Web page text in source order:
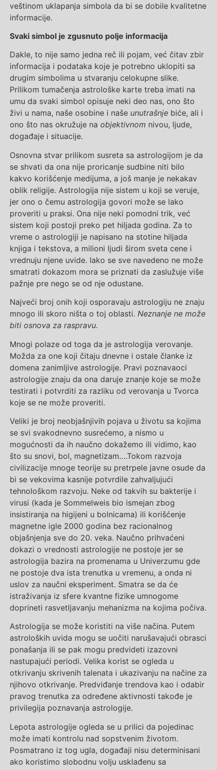
veštinom uklapanja simbola da bi se dobile kvalitetne
informacije.
Svaki simbol je zgusnuto polje informacija
Dakle, to nije samo jedna reč ili pojam, već čitav zbir
informacija i podataka koje je potrebno uklopiti sa
drugim simbolima u stvaranju celokupne slike.
Prilikom tumačenja astrološke karte treba imati na
umu da svaki simbol opisuje neki deo nas, ono što
živi u nama, naše osobine i naše unutrašnje biće, ali i
ono što nas okružuje na objektivnom nivou, ljude,
događaje i situacije.
Osnovna stvar prilikom susreta sa astrologijom je da
se shvati da ona nije proricanje sudbine niti bilo
kakvo korišćenje medijuma, a još manje je nekakav
oblik religije. Astrologija nije sistem u koji se veruje,
jer ono o čemu astrologija govori može se lako
proveriti u praksi. Ona nije neki pomodni trik, već
sistem koji postoji preko pet hiljada godina. Za to
vreme o astrologiji je napisano na stotine hiljada
knjiga i tekstova, a milioni ljudi širom sveta cene i
vrednuju njene uvide. Iako se sve navedeno ne može
smatrati dokazom mora se priznati da zaslužuje više
pažnje pre nego se od nje odustane.
Najveći broj onih koji osporavaju astrologiju ne znaju
mnogo ili skoro ništa o toj oblasti. Neznanje ne može
biti osnova za raspravu.
Mnogi polaze od toga da je astrologija verovanje.
Možda za one koji čitaju dnevne i ostale članke iz
domena zanimljive astrologije. Pravi poznavaoci
astrologije znaju da ona daruje znanje koje se može
testirati i potvrditi za razliku od verovanja u Tvorca
koje se ne može proveriti.
Veliki je broj neobjašnjivih pojava u životu sa kojima
se svi svakodnevno susrećemo, a nismo u
mogućnosti da ih naučno dokažemo ili vidimo, kao
što su snovi, bol, magnetizam….Tokom razvoja
civilizacije mnoge teorije su pretrpele javne osude da
bi se vekovima kasnije potvrdile zahvaljujući
tehnološkom razvoju. Neke od takvih su bakterije i
virusi (kada je Sommelweis bio ismejan zbog
insistiranja na higijeni u bolnicama) ili korišćenje
magnetne igle 2000 godina bez racionalnog
objašnjenja sve do 20. veka. Naučno prihvaćeni
dokazi o vrednosti astrologije ne postoje jer se
astrologija bazira na promenama u Univerzumu gde
ne postoje dva ista trenutka u vremenu, a onda ni
uslov za naučni eksperiment. Smatra se da će
istraživanja iz sfere kvantne fizike umnogome
doprineti rasvetljavanju mehanizma na kojima počiva.
Astrologija se može koristiti na više načina. Putem
astroloških uvida mogu se uočiti narušavajući obrasci
ponašanja ili se pak mogu predvideti izazovni
nastupajući periodi. Velika korist se ogleda u
otkrivanju skrivenih talenata i ukazivanju na načine za
njihovo otkrivanje. Predviđanje trendova kao i odabir
pravog trenutka za određene aktivnosti takođe je
privilegija poznavanja astrologije.
Lepota astrologije ogleda se u prilici da pojedinac
može imati kontrolu nad sopstvenim životom.
Posmatrano iz tog ugla, događaji nisu determinisani
ako koristimo slobodnu volju usklađenu sa